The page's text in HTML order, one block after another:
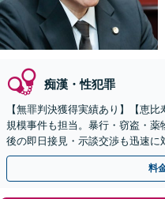
痴漢・性犯罪
【無罪判決獲得実績あり】【恵
規模事件も担当。暴行・窃盗・
後の即日接見・示談交渉も迅速
小限に抑えます。【初回相談可能
料